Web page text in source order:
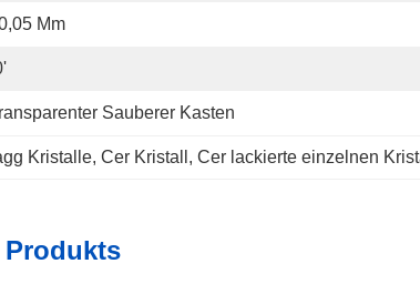
Mm
Sauberer Kasten
Kristalle, Cer Kristall , Cer lackierte einzelnen
Produkts